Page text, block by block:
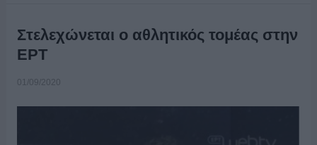
Στελεχώνεται ο αθλητικός τομέας στην
ΕΡΤ
01/09/2020